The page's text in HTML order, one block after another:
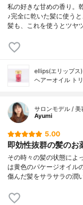
私の好きな甘めの香り。
♪完全に乾いた髪に使う
髪も、これを使うとツヤ
ellips(エリップス)
ヘアーオイル ト
サロンモデル / 美
Ayumi
5.00
即効性抜群の髪のお
その時々の髪の状態によ
は黄色のパケージオイル
傷んだ髪をサラサラの潤